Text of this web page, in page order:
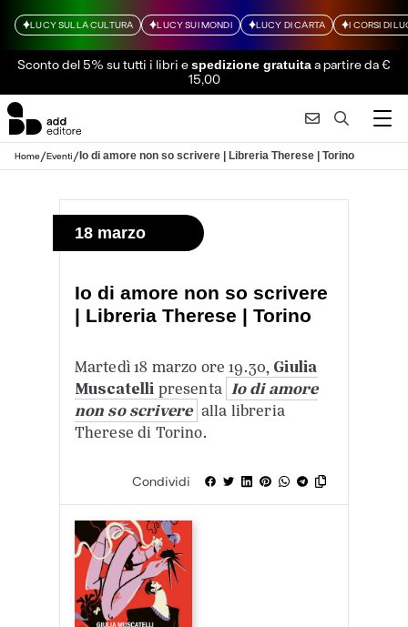
LUCY SULLA CULTURA LUCY SUI MONDI LUCY DI CARTA I CORSI DI
Sconto del 5% su tutti i libri espedizione gratuitaa partire da €
15,00
Home/Eventi/ Io di amore non so scrivere | Libreria Therese | Torino
18 marzo
Io di amore non so scrivere
| Libreria Therese | Torino
Martedì 18 marzo ore 19.30, Giulia
Muscatelli presenta Io di amore
non so scrivere alla libreria
Therese di Torino.
Condividi